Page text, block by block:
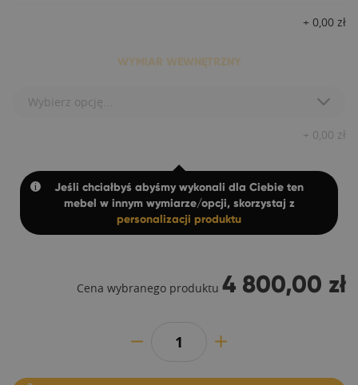
+ 0,00 zł
WYMIAR WEWNĘTRZNY
Wybierz opcję...
+ 0,00 zł
Jeśli chciałbyś abyśmy wykonali dla Ciebie ten
mebel w innym wymiarze/opcji, skorzystaj z
personalizacji produktu
Cena wybranego produktu 4 800,00 zł